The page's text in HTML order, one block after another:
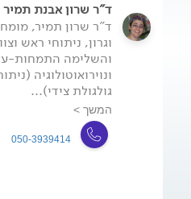
ד"ר שרון אבנת תמיר
ד"ר שרון תמיר,
וגרון, ניתוחי ראש
והשלימה התמחות-
ונוירואוטולוגיה
גולגולת צידי)...
המשך >
050-3939414